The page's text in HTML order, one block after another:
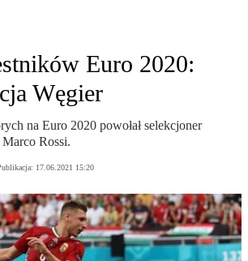
Euro 2020:
Węgier
na Euro 2020 powołał selekcjoner
Rossi.
17.06.2021 15:20